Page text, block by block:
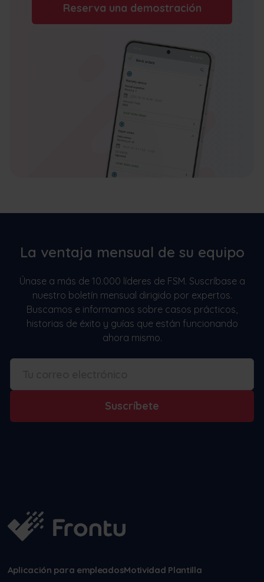
Reserva una demostración
La ventaja mensual de su equipo
Únase a más de 10.000 líderes de FSM. Suscríbase a
nuestro boletín mensual dirigido por expertos.
Buscamos e informamos sobre casos prácticos,
historias de éxito y guías que están funcionando
ahora mismo.
Suscríbete
Aplicación para empleadosMotividad Plantilla